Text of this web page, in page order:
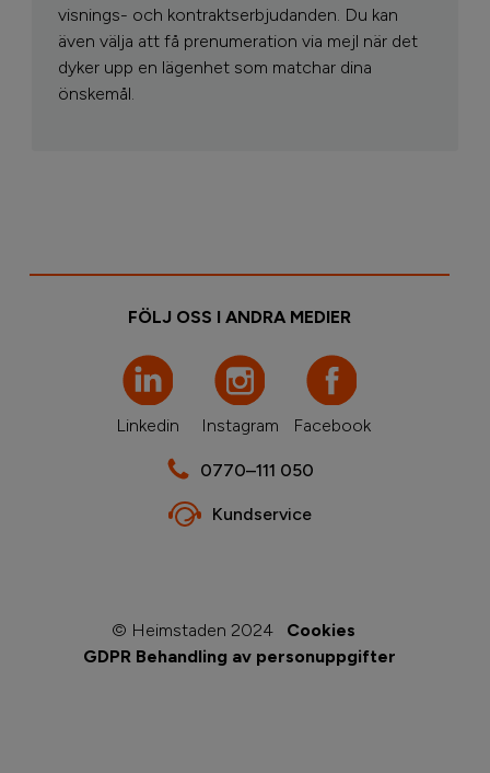
visnings- och kontraktserbjudanden. Du kan
även välja att få prenumeration via mejl när det
dyker upp en lägenhet som matchar dina
önskemål.
FÖLJ OSS I ANDRA MEDIER
Linkedin Instagram Facebook
0770–111 050
Kundservice
© Heimstaden 2024
Cookies
GDPR Behandling av personuppgifter